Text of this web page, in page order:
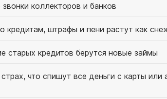
коллекторов и банков
кредитам, штрафы и пени растут как
старых кредитов берутся новые займы
что спишут все деньги с карты или